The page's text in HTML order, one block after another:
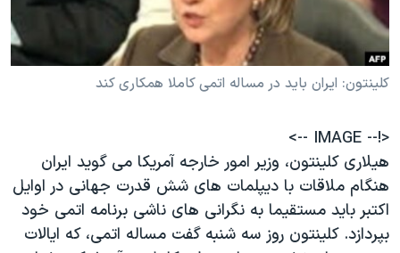
فرهنگ و زندگی
حقوق شهروندی
اقتصادی
اسرائیل در جنگ
گالری عکس
آرشیو پخش زنده
مستندها
انتخابات ریاست جمهوری آمریکا ۲۰۲۴
حمله جمهوری اسلامی به اسرائیل
ورزش زنان در ایران
اعتراضات زن، زندگی، آزادی
مجموعه مستندهای دادخواهی
تریبونال مردمی آبان ۹۸
دنبال کنید
زبانهای مختلف
کلینتون: ایران باید در مساله اتمی کاملا همکاری کند
<!-- IMAGE -->
هیلاری کلینتون، وزیر امور خارجه آمریکا می گوید ایران
هنگام ملاقات با دیپلمات های شش قدرت جهانی در اوایل
اکتبر باید مستقیما به نگرانی های ناشی برنامه اتمی خود
بپردازد. کلینتون روز سه شنبه گفت مساله اتمی، که ایالات